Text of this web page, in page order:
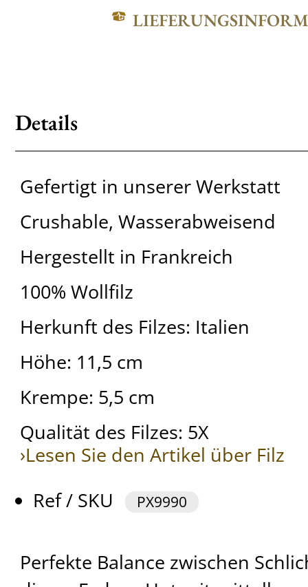
Details
Gefertigt in unserer Werkstatt
Crushable, Wasserabweisend
Hergestellt in Frankreich
100% Wollfilz
Herkunft des Filzes: Italien
Höhe: 11,5 cm
Krempe: 5,5 cm
Qualität des Filzes: 5X
›Lesen Sie den Artikel über Filz
Ref / SKU
PX9990
Perfekte Balance zwischen